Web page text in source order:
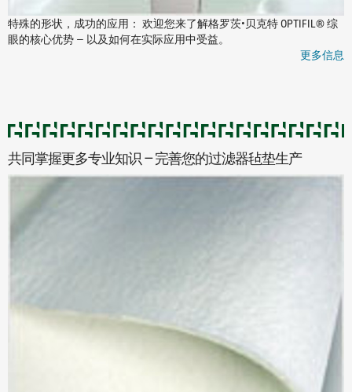
特殊的形状，成功的应用： 欢迎您来了解格罗茨•贝克特 OPTIFIL® 综
眼的核心优势 — 以及如何在实际应用中受益。
更多信息
共同掌握更多专业知识 — 完善您的过滤器毡垫生产